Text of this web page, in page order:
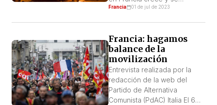
extiende desde el asesinato
jóvenes de las periferias se
identifican con el caso y se
han solidarizado y exigido
que situaciones como ésta no
vuelvan a repetirse. […]
Francia 01 de jul de 2023
Francia: hagamos
balance de la
movilización
Entrevista realizada por la
redacción de la web del
Partido de Alternativa
Comunista (PdAC) Italia El 6